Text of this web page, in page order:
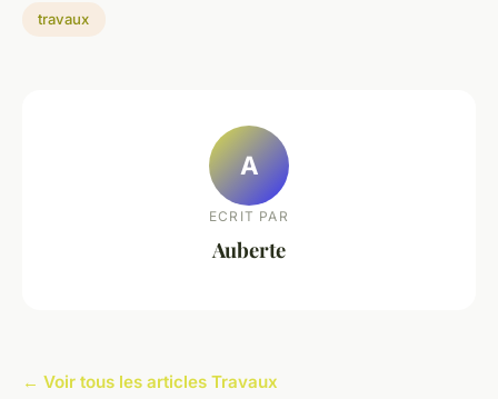
travaux
A
ECRIT PAR
Auberte
← Voir tous les articles Travaux